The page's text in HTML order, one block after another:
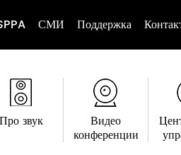
СМИ Поддержка
Про звук Видео
конференции